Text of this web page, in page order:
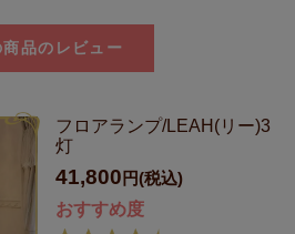
商品のレビュー
フロアランプ/LEAH(リー)3
灯
41,800 円(税込)
おすすめ度